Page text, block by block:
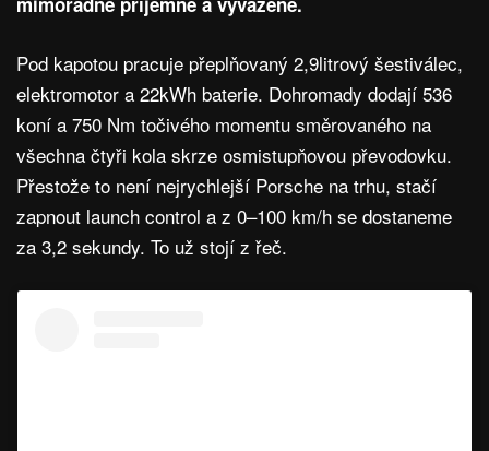
Pod kapotou pracuje přeplňovaný 2,9litrový šestiválec,
elektromotor a 22kWh baterie. Dohromady dodají 536
koní a 750 Nm točivého momentu směrovaného na
všechna čtyři kola skrze osmistupňovou převodovku.
Přestože to není nejrychlejší Porsche na trhu, stačí
zapnout launch control a z 0–100 km/h se dostaneme
za 3,2 sekundy. To už stojí z řeč.